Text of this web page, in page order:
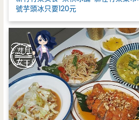
號芋頭冰只要120元